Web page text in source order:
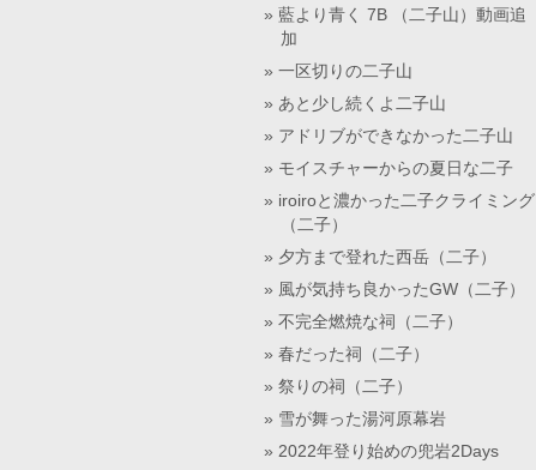
藍より青く 7B （二子山）動画追
加
一区切りの二子山
あと少し続くよ二子山
アドリブができなかった二子山
モイスチャーからの夏日な二子
iroiroと濃かった二子クライミング
（二子）
夕方まで登れた西岳（二子）
風が気持ち良かったGW（二子）
不完全燃焼な祠（二子）
春だった祠（二子）
祭りの祠（二子）
雪が舞った湯河原幕岩
2022年登り始めの兜岩2Days